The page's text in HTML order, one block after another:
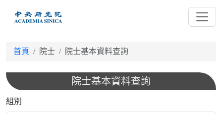
首頁 院士 院士基本資料查詢
院士基本資料查詢
組別